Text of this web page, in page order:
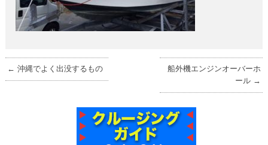
← 沖縄でよく出没するもの
船外機エンジンオーバーホ
ール →